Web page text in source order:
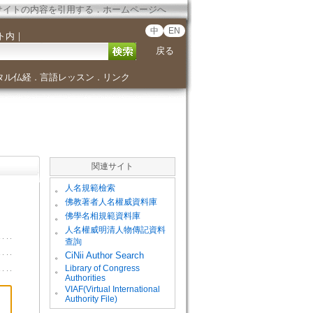
イトの内容を引用する．ホームページへ
内 ｜ 中 EN
戻る
ル仏経． 言語レッスン ． リンク
関連サイト
。 人名規範檢索
。 佛教著者人名權威資料庫
。 佛學名相規範資料庫
。
人名權威明清人物傳記資料
查詢
。
CiNii Author Search
。
Library of Congress
Authorities
。
VIAF(Virtual International
Authority File)